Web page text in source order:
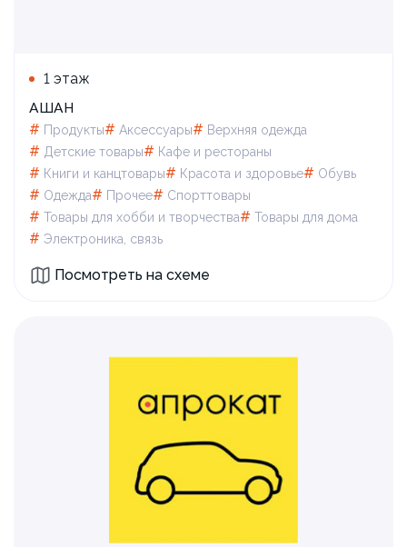
1 этаж
АШАН
# Продукты# Аксессуары# Верхняя одежда
# Детские товары# Кафе и рестораны
# Книги и канцтовары# Красота и здоровье# Обувь
# Одежда# Прочее# Спорттовары
# Товары для xобби и творчества# Товары для дома
# Электроника, связь
Посмотреть на схеме